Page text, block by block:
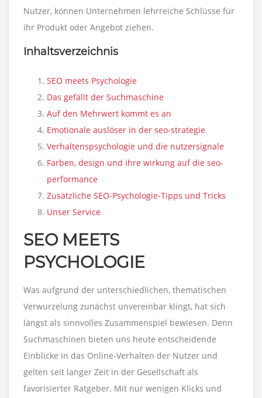
Nutzer, können Unternehmen lehrreiche Schlüsse für
ihr Produkt oder Angebot ziehen.
Inhaltsverzeichnis
SEO meets Psychologie
Das gefällt der Suchmaschine
Auf den Mehrwert kommt es an
Emotionale auslöser in der seo-strategie
Verhaltenspsychologie und die nutzersignale
Farben, design und ihre wirkung auf die seo-
performance
Zusätzliche SEO-Psychologie-Tipps und Tricks
Unser Service
SEO MEETS
PSYCHOLOGIE
Was aufgrund der unterschiedlichen, thematischen
Verwurzelung zunächst unvereinbar klingt, hat sich
längst als sinnvolles Zusammenspiel bewiesen. Denn
Suchmaschinen bieten uns heute entscheidende
Einblicke in das Online-Verhalten der Nutzer und
gelten seit langer Zeit in der Gesellschaft als
favorisierter Ratgeber. Mit nur wenigen Klicks und